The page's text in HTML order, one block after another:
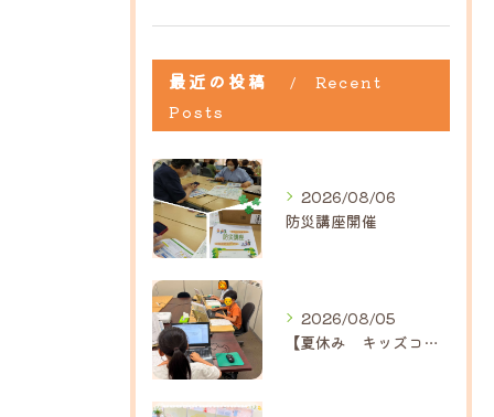
最近の投稿
Recent
Posts
2026/08/06
防災講座開催
2026/08/05
【夏休み キッズコース】｜ひだまり近江八幡教室